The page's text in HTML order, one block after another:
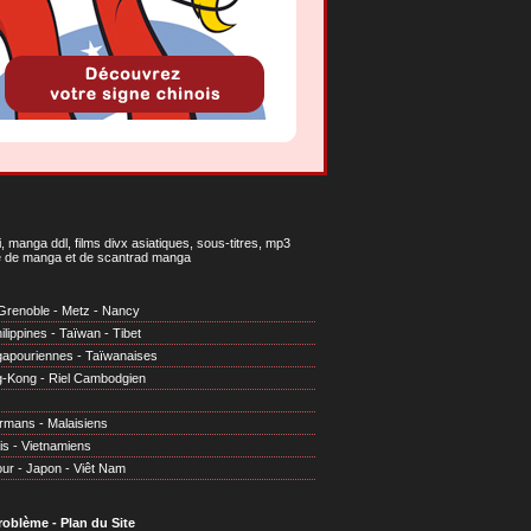
ddl, films divx asiatiques, sous-titres, mp3
manga et de scantrad manga
- Metz - Nancy
- Taïwan - Tibet
- Taïwanaises
Kong - Riel Cambodgien
- Malaisiens
- Vietnamiens
- Japon - Viêt Nam
- Plan du Site